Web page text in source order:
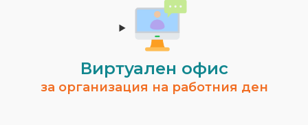
Виртуален офис
за организация на работния ден